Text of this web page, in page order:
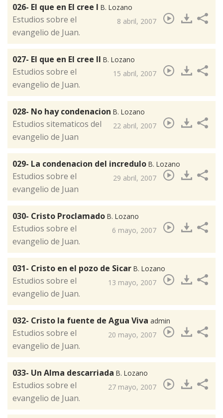
026- El que en El cree I B. Lozano
8 abril, 2007
​Estudios sobre el
evangelio de Juan.
027- El que en El cree II B. Lozano
15 abril, 2007
​Estudios sobre el
evangelio de Juan.
028- No hay condenacion B. Lozano
22 abril, 2007
​Estudios sitematicos del
evangelio de Juan
029- La condenacion del incredulo B. Lozano
29 abril, 2007
Estudios sobre el
evangelio de Juan
030- Cristo Proclamado B. Lozano
6 mayo, 2007
​Estudios sobre el
evangelio de Juan.
031- Cristo en el pozo de Sicar B. Lozano
13 mayo, 2007
​​Estudios sobre el
evangelio de Juan.
032- Cristo la fuente de Agua Viva admin
20 mayo, 2007
​Estudios sobre el
evangelio de Juan.
033- Un Alma descarriada B. Lozano
27 mayo, 2007
​Estudios sobre el
evangelio de Juan.